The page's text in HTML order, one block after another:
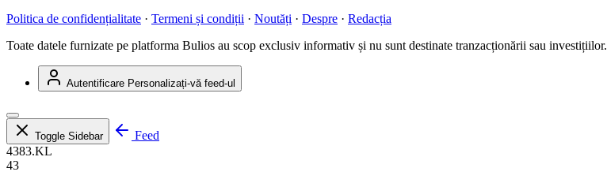
Politica de confidențialitate · Termeni și condiții · Noutăți · Despre · Redacția
Toate datele furnizate pe platforma Bulios au scop exclusiv informativ și nu sunt destinate tranzacționării sau investițiilor.
Autentificare Personalizați-vă feed-ul
Toggle Sidebar
Feed
4383.KL
43